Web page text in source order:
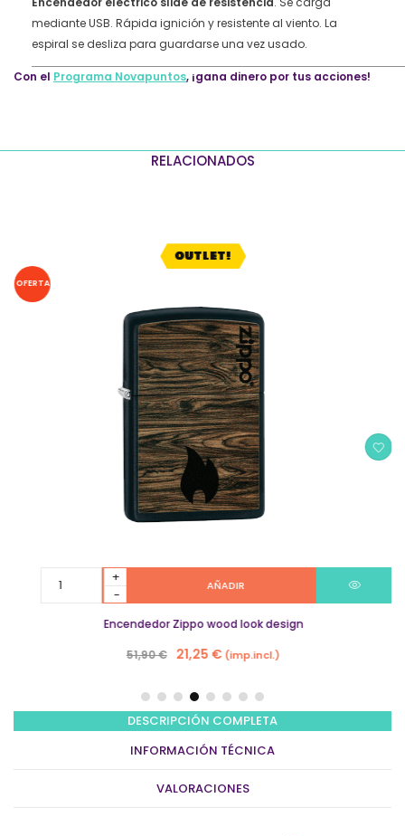
mediante USB. Rápida ignición y resistente al viento. La
espiral se desliza para guardarse una vez usado.
Con el Programa Novapuntos, ¡gana dinero por tus acciones!
RELACIONADOS
OUTLET!
OFERTA
Zippo
AÑADIR
Encendedor Zippo wood look design
51,90€
El
original
era:
51,90 €.
21,25 €El
actual
es:
21,25 €.
(imp.incl.)
DESCRIPCIÓN COMPLETA
INFORMACIÓN TÉCNICA
VALORACIONES